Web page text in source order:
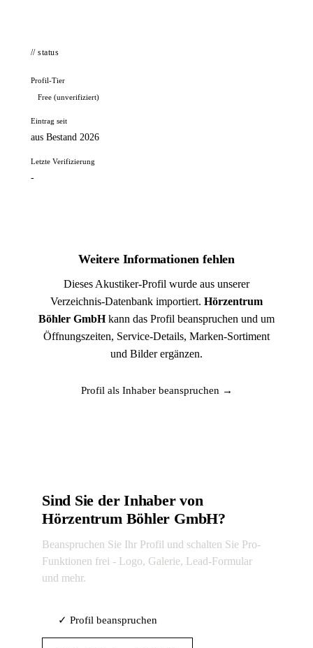
// status
Profil-Tier
Free (unverifiziert)
Eintrag seit
aus Bestand 2026
Letzte Verifizierung
-
Weitere Informationen fehlen
Dieses Akustiker-Profil wurde aus unserer
Verzeichnis-Datenbank importiert. Hörzentrum
Böhler GmbHkann das Profil beanspruchen und um
Öffnungszeiten, Service-Details, Marken-Sortiment
und Bilder ergänzen.
Profil als Inhaber beanspruchen →
Sind Sie der Inhaber von
Hörzentrum Böhler GmbH?
Beanspruchen Sie Ihr Profil und schalten Sie Pro-
Funktionen frei - Logo, Galerie, Lead-Formular
und mehr.
✓ Profil beanspruchen